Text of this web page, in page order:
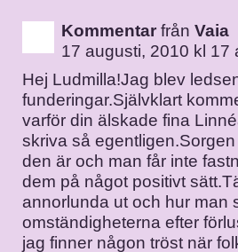
Kommentar från Vaia
17 augusti, 2010 kl 17
Hej Ludmilla!Jag blev
funderingar.Självklart
varför din älskade fina
skriva så
den är och man får inte
dem på något positivt
annorlunda ut och hur man
omständigheterna efter
jag finner någon tröst när